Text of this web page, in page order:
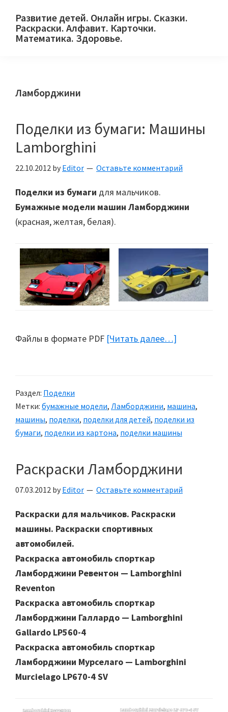
primary
main
primary
Развитие детей. Онлайн игры. Сказки.
Раскраски. Алфавит. Карточки.
Математика. Здоровье.
и
родителей.
Ламборджини
Поделки из бумаги: Машины
Lamborghini
22.10.2012 by Editor Оставьте комментарий
Поделки из бумаги для мальчиков.
Бумажные модели машин Ламборджини
(красная, желтая, белая).
Файлы в формате PDF [Читать далее…]
Lamborghini
Раздел: Поделки
Метки: бумажные модели, Ламборджини, машина,
машины, поделки, поделки для детей, поделки из
бумаги, поделки из картона, поделки машины
Раскраски Ламборджини
07.03.2012 by Editor Оставьте комментарий
Раскраски для мальчиков. Раскраски
машины. Раскраски спортивных
автомобилей.
Раскраска автомобиль спорткар
Ламборджини Ревентон — Lamborghini
Reventon
Раскраска автомобиль спорткар
Ламборджини Галлардо — Lamborghini
Gallardo LP560-4
Раскраска автомобиль спорткар
Ламборджини Мурселаго — Lamborghini
Murcielago LP670-4 SV